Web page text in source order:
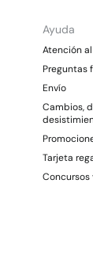
Ayuda
Atención
Preguntas
Envío
Cambios,
Tarjeta
Concursos